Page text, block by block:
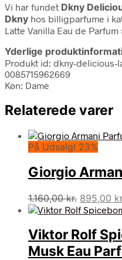
Vi har fundet Dkny
Dkny hos billigparfume i
Latte Vanilla Eau de Parfum
Yderlige
Produkt id: dkny-delicious-
0085715962669
Køn: Dame
Relaterede varer
På Udsalg! 23%
Giorgio
1.160,00kr. Den
var:
1.160,00
895,00
Viktor Rolf
Musk Eau